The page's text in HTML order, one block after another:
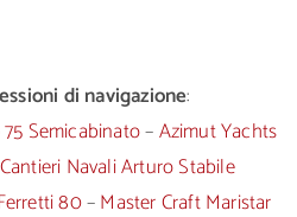
di navigazione:
Semicabinato–Azimut Yachts
Cantieri Navali Arturo Stabile
80–Master Craft Maristar